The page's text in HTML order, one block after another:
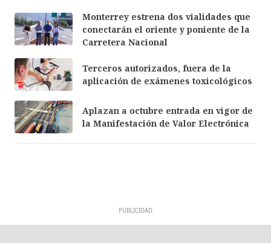
Monterrey estrena dos vialidades que
conectarán el oriente y poniente de la
Carretera Nacional
Terceros autorizados, fuera de la
aplicación de exámenes toxicológicos
Aplazan a octubre entrada en vigor de
la Manifestación de Valor Electrónica
PUBLICIDAD